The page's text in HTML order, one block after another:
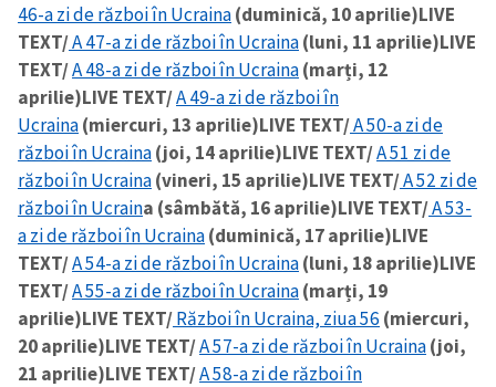
46-a zi de război în Ucraina(duminică, 10 aprilie)LIVE
TEXT/A 47-a zi de război în Ucraina(luni, 11 aprilie)LIVE
TEXT/A 48-a zi de război în Ucraina(marți, 12
aprilie)LIVE TEXT/A 49-a zi de război în
Ucraina(miercuri, 13 aprilie)LIVE TEXT/A 50-a zi de
război în Ucraina(joi, 14 aprilie)LIVE TEXT/A 51 zi de
război în Ucraina(vineri, 15 aprilie)LIVE TEXT/A 52 zi de
război în Ucraina (sâmbătă, 16 aprilie)LIVE TEXT/A 53-
a zi de război în Ucraina(duminică, 17 aprilie)LIVE
TEXT/A 54-a zi de război în Ucraina(luni, 18 aprilie)LIVE
TEXT/A 55-a zi de război în Ucraina(marți, 19
aprilie)LIVE TEXT/Război în Ucraina, ziua 56 (miercuri,
20 aprilie)LIVE TEXT/A 57-a zi de război în Ucraina(joi,
21 aprilie)LIVE TEXT/A 58-a zi de război în